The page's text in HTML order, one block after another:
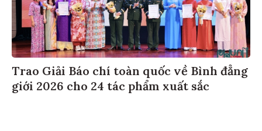
Trao Giải Báo chí toàn quốc về Bình đẳng
giới 2026 cho 24 tác phẩm xuất sắc